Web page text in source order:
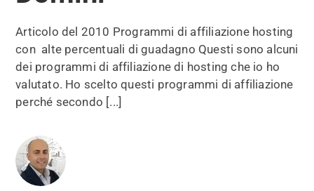
Articolo del 2010 Programmi di affiliazione hosting
con alte percentuali di guadagno Questi sono alcuni
dei programmi di affiliazione di hosting che io ho
valutato. Ho scelto questi programmi di affiliazione
perché secondo [...]